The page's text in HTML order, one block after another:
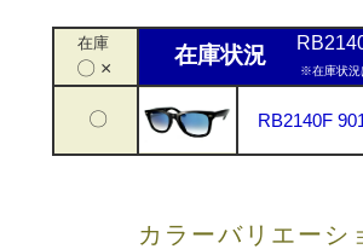
在庫
〇 ×
在庫状況
※在庫状況
〇 RB2140F
カラーバリエーシ